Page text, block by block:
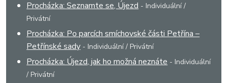
Procházka: Seznamte se, Újezd - Individuální /
Privátní
Procházka: Po parcích smíchovské části Petřína –
Petřínské sady - Individuální / Privátní
Procházka: Újezd, jak ho možná neznáte - Individuální
/ Privátní